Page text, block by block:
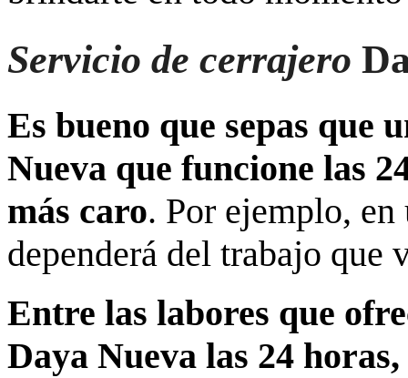
Servicio de cerrajero
Es bueno que sepas que
Nueva que funcione las
más caro. Por ejemplo, en
dependerá del trabajo que
Entre las labores que
Daya Nueva las 24